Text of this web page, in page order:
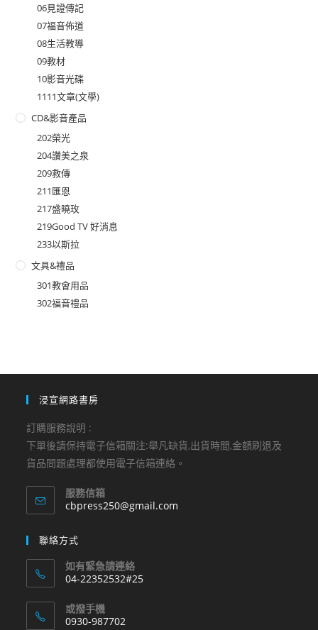
06見證傳記
07福音佈道
08生活教導
09教材
10影音光碟
1111文章(文學)
CD&影音產品
202榮光
204讚美之泉
209救傳
211匯恩
217盛曉玫
219Good TV 好消息
233以斯拉
文具&禮品
301教會用品
302福音禮品
浸宣網路書房
訂購服務說明 :
下單後請保持電子信箱關注:舉凡缺貨,出貨時間,金額刷退及
貨品問題處理都使用電子信箱連絡。
服務信箱
cbpress250@gmail.com
聯絡方式
如有緊急請連絡
04-22352532#25
in
或撥手機
0930-987702